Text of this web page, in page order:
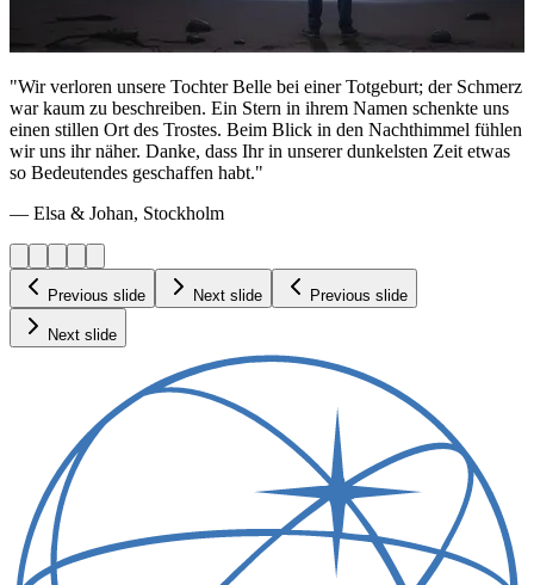
"Wir verloren unsere Tochter Belle bei einer Totgeburt; der Schmerz
war kaum zu beschreiben. Ein Stern in ihrem Namen schenkte uns
einen stillen Ort des Trostes. Beim Blick in den Nachthimmel fühlen
wir uns ihr näher. Danke, dass Ihr in unserer dunkelsten Zeit etwas
so Bedeutendes geschaffen habt."
— Elsa & Johan, Stockholm
Previous slide Next slide Previous slide
Next slide